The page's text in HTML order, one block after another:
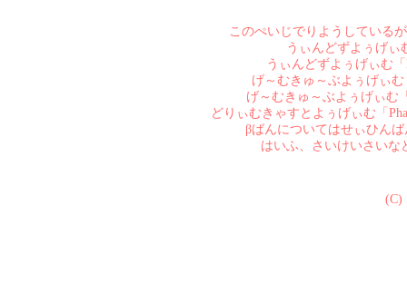
このぺいじでりようしている
うぃんどずよぅげぃ
うぃんどずよぅげぃむ「
げ～むきゅ～ぶよぅげぃむ
げ～むきゅ～ぶよぅげぃむ
どりぃむきゃすとよぅげぃむ「
βばんについてはせぃひん
はいふ、さいけいさいな
(C)